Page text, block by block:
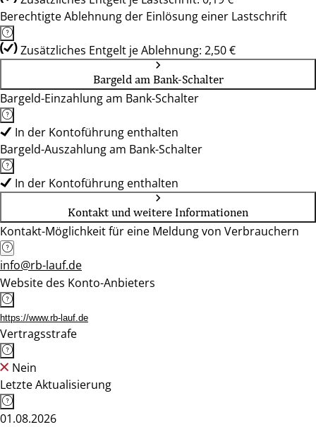
Berechtigte Ablehnung der Einlösung einer Lastschrift
Zusätzliches Entgelt je Ablehnung: 2,50 €
Bargeld am Bank-Schalter
Bargeld-Einzahlung am Bank-Schalter
In der Kontoführung enthalten
Bargeld-Auszahlung am Bank-Schalter
In der Kontoführung enthalten
Kontakt und weitere Informationen
Kontakt-Möglichkeit für eine Meldung von Verbrauchern
info@rb-lauf.de
Website des Konto-Anbieters
https://www.rb-lauf.de
Vertragsstrafe
Nein
Letzte Aktualisierung
01.08.2026